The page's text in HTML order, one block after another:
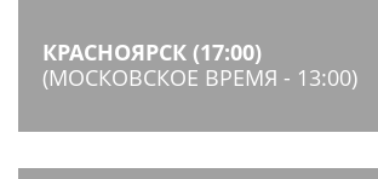
КРАСНОЯРСК (17:00)
(МОСКОВСКОЕ ВРЕМЯ - 13:00)